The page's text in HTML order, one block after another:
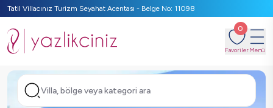
Tatil Villacınız Turizm Seyahat Acentası - Belge No: 11098
0
FavorilerMenü
Villa, bölge veya kategori ara